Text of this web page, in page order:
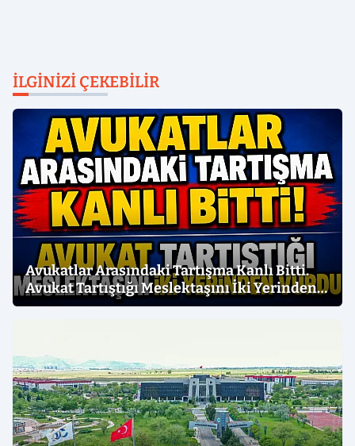
İLGINIZI ÇEKEBILIR
Avukatlar Arasındaki Tartışma Kanlı Bitti.
Avukat Tartıştığı Meslektaşını İki Yerinden
Vurdu